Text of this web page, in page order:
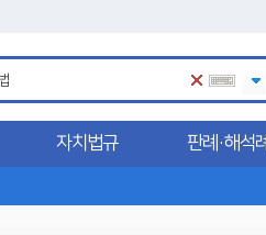
자치법규 판례·해석